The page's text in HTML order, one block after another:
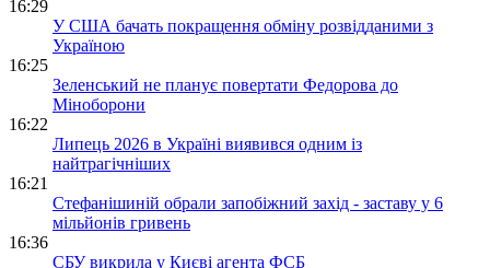
16:29
У США бачать покращення обміну розвідданими з
Україною
16:25
Зеленський не планує повертати Федорова до
Міноборони
16:22
Липець 2026 в Україні виявився одним із
найтрагічніших
16:21
Стефанішиній обрали запобіжний захід - заставу у 6
мільйонів гривень
16:36
СБУ викрила у Києві агента ФСБ